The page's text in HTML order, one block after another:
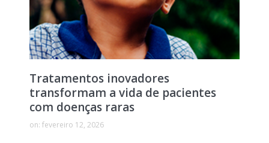
Tratamentos inovadores
transformam a vida de pacientes
com doenças raras
on: fevereiro 12, 2026